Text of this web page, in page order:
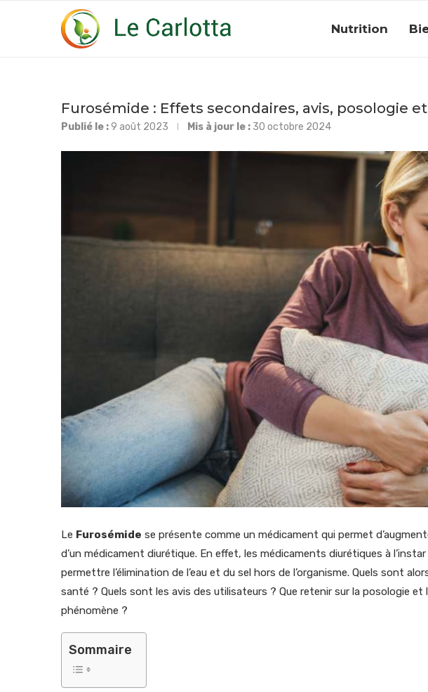
Nutrition
Furosémide : Effets secondaires, avis, posologie
Publié le :9 août 2023 Mis à jour le : 30 octobre 2024
Le Furosémide se présente comme un médicament qui permet
d’un médicament diurétique. En effet, les médicaments diurétiques à
permettre l’élimination de l’eau et du sel hors de l’organisme. Quels sont
santé ? Quels sont les avis des utilisateurs ? Que retenir sur la posologie
phénomène ?
Sommaire